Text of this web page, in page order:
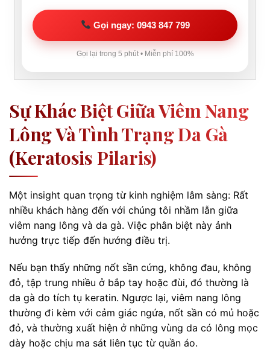
Gọi ngay: 0943 847 799
Gọi lại trong 5 phút • Miễn phí 100%
Sự Khác Biệt Giữa Viêm Nang
Lông Và Tình Trạng Da Gà
(Keratosis Pilaris)
Một insight quan trọng từ kinh nghiệm lâm sàng: Rất
nhiều khách hàng đến với chúng tôi nhầm lẫn giữa
viêm nang lông và da gà. Việc phân biệt này ảnh
hưởng trực tiếp đến hướng điều trị.
Nếu bạn thấy những nốt sần cứng, không đau, không
đỏ, tập trung nhiều ở bắp tay hoặc đùi, đó thường là
da gà do tích tụ keratin. Ngược lại, viêm nang lông
thường đi kèm với cảm giác ngứa, nốt sần có mủ hoặc
đỏ, và thường xuất hiện ở những vùng da có lông mọc
dày hoặc chịu ma sát liên tục từ quần áo.